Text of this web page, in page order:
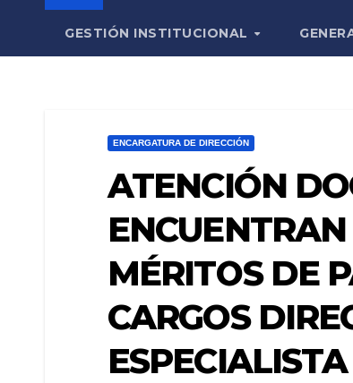
GESTIÓN INSTITUCIONAL
ENCARGATURA DE DIRECCIÓN
ATENCIÓN
MÉRITOS DE
CARGOS